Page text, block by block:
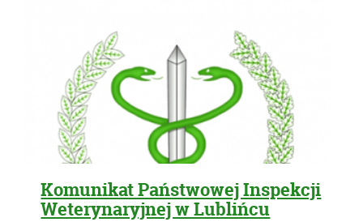
Komunikat Państwowej Inspekcji
Weterynaryjnej w Lublińcu